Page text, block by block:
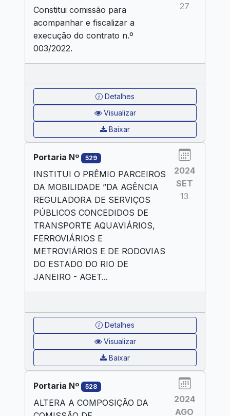
Constitui comissão para
acompanhar e fiscalizar a
execução do contrato n.º
003/2022.
27
Detalhes
Visualizar
Baixar
Portaria Nº 529
INSTITUI O PRÊMIO PARCEIROS
DA MOBILIDADE ”DA AGÊNCIA
REGULADORA DE SERVIÇOS
PÚBLICOS CONCEDIDOS DE
TRANSPORTE AQUAVIÁRIOS,
FERROVIÁRIOS E
METROVIÁRIOS E DE RODOVIAS
DO ESTADO DO RIO DE
JANEIRO - AGET...
2024
SET
13
Detalhes
Visualizar
Baixar
Portaria Nº 528
ALTERA A COMPOSIÇÃO DA
2024
AGO